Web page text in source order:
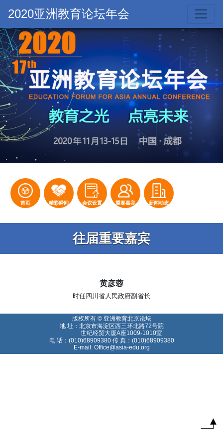
2020亚洲教育论坛年会
首页 精彩瞬间 会议设置 重要嘉宾 新闻动态
往届重要嘉宾
黄彦蓉
时任四川省人民政府副省长
版权所有 © 亚洲教育北京论坛
地 址：北京市海淀区西三环北路72号院
世纪经贸大厦A座1009-1010室
电 话：(010)68909380 传 真：(010)68909380
E-mail: Office@asia-edu.org